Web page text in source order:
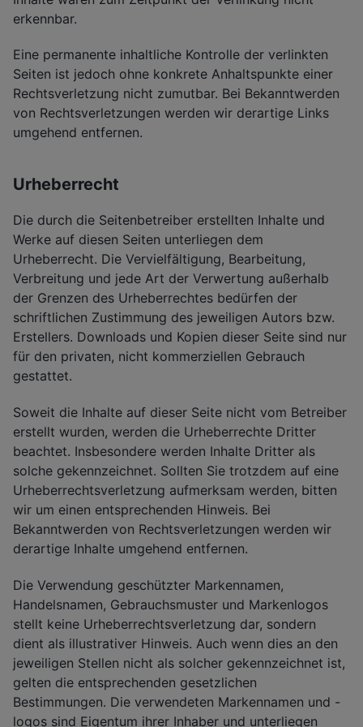
erkennbar.
Eine permanente inhaltliche Kontrolle der verlinkten
Seiten ist jedoch ohne konkrete Anhaltspunkte einer
Rechtsverletzung nicht zumutbar. Bei Bekanntwerden
von Rechtsverletzungen werden wir derartige Links
umgehend entfernen.
Urheberrecht
Die durch die Seitenbetreiber erstellten Inhalte und
Werke auf diesen Seiten unterliegen dem
Urheberrecht. Die Vervielfältigung, Bearbeitung,
Verbreitung und jede Art der Verwertung außerhalb
der Grenzen des Urheberrechtes bedürfen der
schriftlichen Zustimmung des jeweiligen Autors bzw.
Erstellers. Downloads und Kopien dieser Seite sind nur
für den privaten, nicht kommerziellen Gebrauch
gestattet.
Soweit die Inhalte auf dieser Seite nicht vom Betreiber
erstellt wurden, werden die Urheberrechte Dritter
beachtet. Insbesondere werden Inhalte Dritter als
solche gekennzeichnet. Sollten Sie trotzdem auf eine
Urheberrechtsverletzung aufmerksam werden, bitten
wir um einen entsprechenden Hinweis. Bei
Bekanntwerden von Rechtsverletzungen werden wir
derartige Inhalte umgehend entfernen.
Die Verwendung geschützter Markennamen,
Handelsnamen, Gebrauchsmuster und Markenlogos
stellt keine Urheberrechtsverletzung dar, sondern
dient als illustrativer Hinweis. Auch wenn dies an den
jeweiligen Stellen nicht als solcher gekennzeichnet ist,
gelten die entsprechenden gesetzlichen
Bestimmungen. Die verwendeten Markennamen und -
logos sind Eigentum ihrer Inhaber und unterliegen